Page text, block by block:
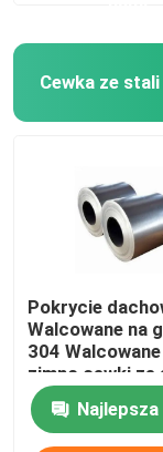
Cewka ze
Pokrycie
Walcowane na
304
zimno cewki ze
nierdzewnej 201
202 Ss 304